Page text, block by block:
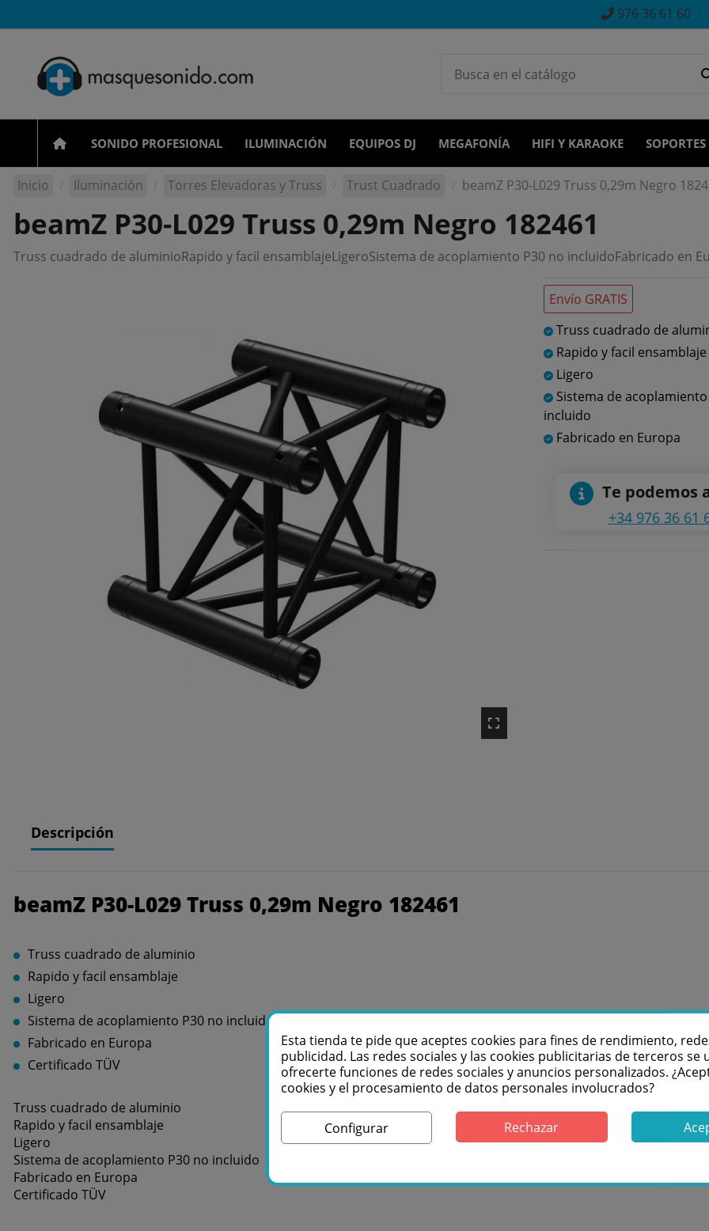
976 36 61 60
SONIDO PROFESIONAL ILUMINACIÓN EQUIPOS DJ MEGAFONÍA HIFI Y KARAOKE SOPORTES
Inicio Iluminación Torres Elevadoras y Truss Trust Cuadrado beamZ P30-L029 Truss 0,29m Negro
beamZ P30-L029 Truss 0,29m Negro 182461
Truss cuadrado de aluminioRapido y facil ensamblajeLigeroSistema de acoplamiento P30 no incluidoFabricado en
Envío GRATIS
Truss cuadrado de
Rapido y facil ensamblaje
Ligero
Sistema de acoplamiento
incluido
Fabricado en Europa
Te podemos
+34 976 36 61
Descripción
beamZ P30-L029 Truss 0,29m Negro 182461
Truss cuadrado de aluminio
Rapido y facil ensamblaje
Ligero
Sistema de acoplamiento P30 no incluido
Fabricado en Europa
Certificado TÜV
Truss cuadrado de aluminio
Rapido y facil ensamblaje
Ligero
Sistema de acoplamiento P30 no incluido
Fabricado en Europa
Certificado TÜV
Esta tienda te pide que aceptes cookies para fines de rendimiento,
publicidad. Las redes sociales y las cookies publicitarias de terceros se
ofrecerte funciones de redes sociales y anuncios personalizados.
cookies y el procesamiento de datos personales involucrados?
Configurar Rechazar